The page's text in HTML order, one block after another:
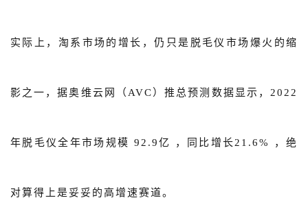
实际上，淘系市场的增长，仍只是脱毛仪市场爆火的缩
影之一，据奥维云网（AVC）推总预测数据显示，2022
年脱毛仪全年市场规模 92.9亿 ，同比增长21.6% ，绝
对算得上是妥妥的高增速赛道。